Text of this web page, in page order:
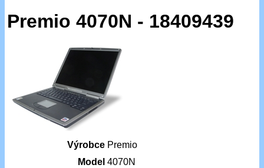
Premio 4070N - 18409439
Výrobce Premio
Model 4070N